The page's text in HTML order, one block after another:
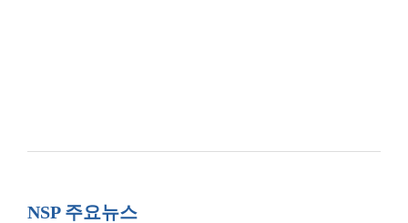
NSP 주요뉴스